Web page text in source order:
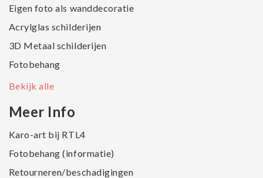
Eigen foto als wanddecoratie
Acrylglas schilderijen
3D Metaal schilderijen
Fotobehang
Bekijk alle
Meer Info
Karo-art bij RTL4
Fotobehang (informatie)
Retourneren/beschadigingen